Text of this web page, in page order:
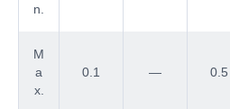
n.
M
a
x.
0.1 — 0.5